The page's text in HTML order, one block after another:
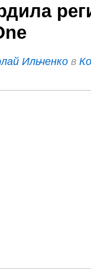
Ильченко в